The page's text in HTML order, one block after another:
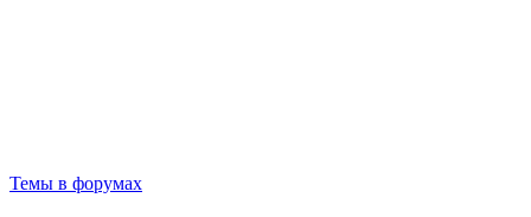
Темы в форумах